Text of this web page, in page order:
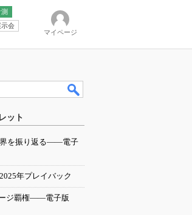
示会
マイページ
ット
界を振り返る――電子
年プレイバック
ジ覇権――電子版